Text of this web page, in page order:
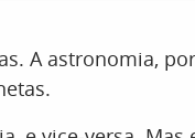
A astronomia,